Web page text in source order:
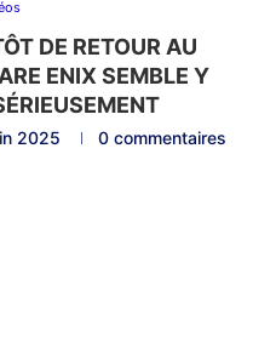
DE RETOUR AU
ENIX SEMBLE Y
2025 0 commentaires